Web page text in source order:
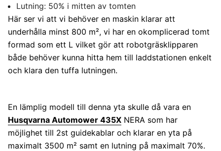
Lutning: 50% i mitten av tomten
Här ser vi att vi behöver en maskin klarar att
underhålla minst 800 m², vi har en okomplicerad tomt
formad som ett L vilket gör att robotgräsklipparen
både behöver kunna hitta hem till laddstationen enkelt
och klara den tuffa lutningen.
En lämplig modell till denna yta skulle då vara en
Husqvarna Automower 435X NERA som har
möjlighet till 2st guidekablar och klarar en yta på
maximalt 3500 m² samt en lutning på maximalt 70%.